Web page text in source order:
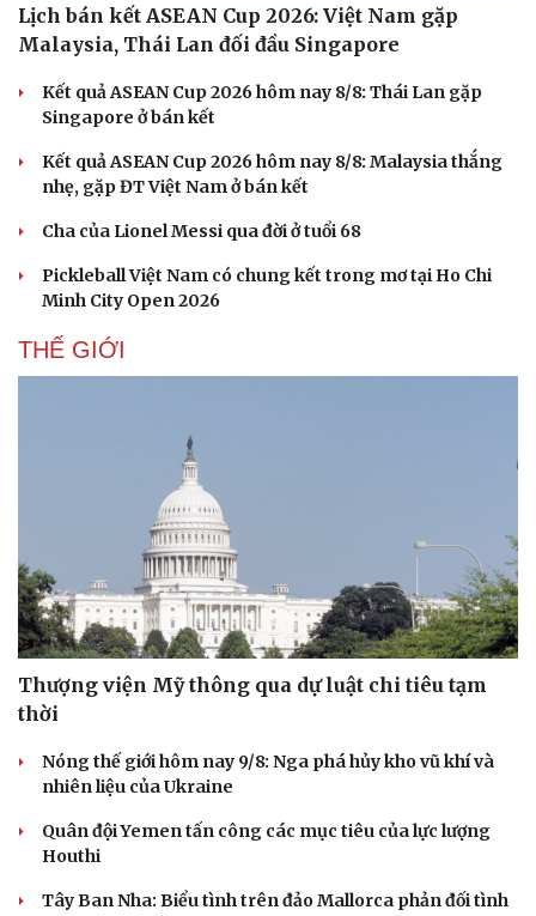
Lịch bán kết ASEAN Cup 2026: Việt Nam gặp
Malaysia, Thái Lan đối đầu Singapore
Kết quả ASEAN Cup 2026 hôm nay 8/8: Thái Lan gặp
Singapore ở bán kết
Kết quả ASEAN Cup 2026 hôm nay 8/8: Malaysia thắng
nhẹ, gặp ĐT Việt Nam ở bán kết
Cha của Lionel Messi qua đời ở tuổi 68
Pickleball Việt Nam có chung kết trong mơ tại Ho Chi
Minh City Open 2026
THẾ GIỚI
Thượng viện Mỹ thông qua dự luật chi tiêu tạm
thời
Nóng thế giới hôm nay 9/8: Nga phá hủy kho vũ khí và
nhiên liệu của Ukraine
Quân đội Yemen tấn công các mục tiêu của lực lượng
Houthi
Tây Ban Nha: Biểu tình trên đảo Mallorca phản đối tình